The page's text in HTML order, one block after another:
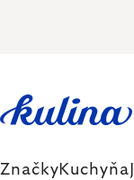
ZnačkyKuchyňa